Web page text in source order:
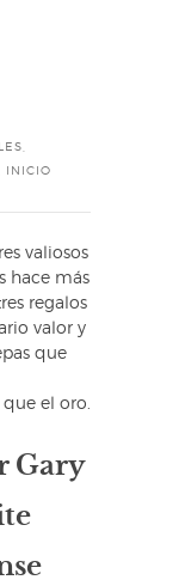
INICIO
valiosos
hace más
regalos
valor y
que
el oro.
Gary